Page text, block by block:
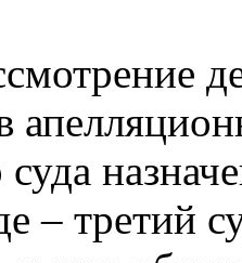
– третий